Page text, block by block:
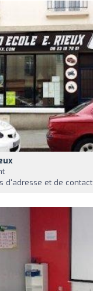
d'adresse et de contact